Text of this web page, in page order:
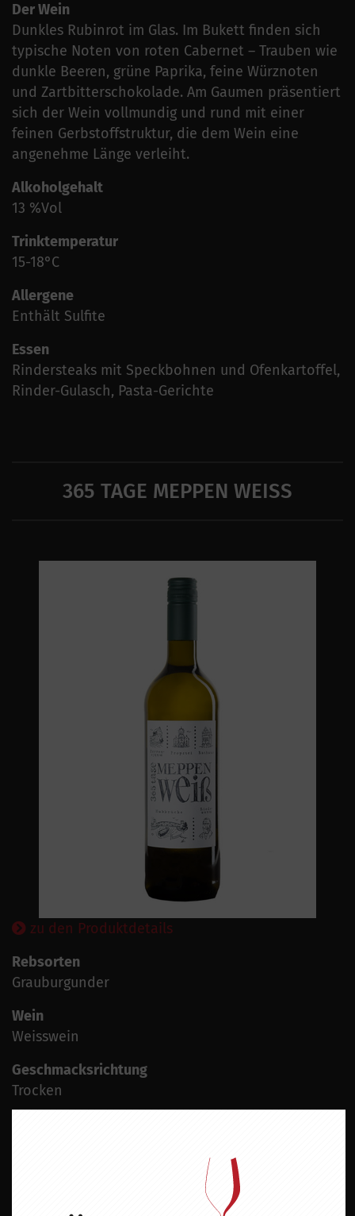
Der Wein
Dunkles Rubinrot im Glas. Im Bukett finden sich
typische Noten von roten Cabernet – Trauben wie
dunkle Beeren, grüne Paprika, feine Würznoten
und Zartbitterschokolade. Am Gaumen präsentiert
sich der Wein vollmundig und rund mit einer
feinen Gerbstoffstruktur, die dem Wein eine
angenehme Länge verleiht.
Alkoholgehalt
13 %Vol
Trinktemperatur
15-18°C
Allergene
Enthält Sulfite
Essen
Rindersteaks mit Speckbohnen und Ofenkartoffel,
Rinder-Gulasch, Pasta-Gerichte
365 TAGE MEPPEN WEISS
zu den Produktdetails
Rebsorten
Grauburgunder
Wein
Weisswein
Geschmacksrichtung
Trocken